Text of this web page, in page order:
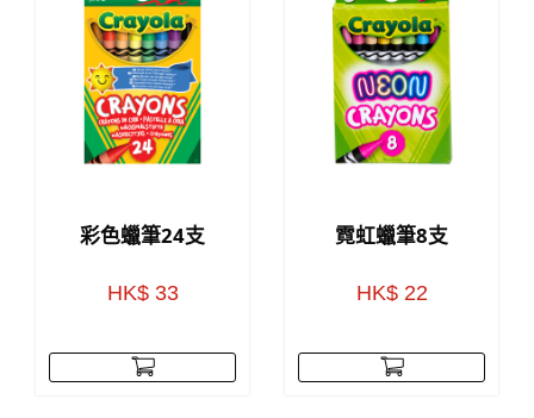
彩色蠟筆24支
HK$ 33
霓虹蠟筆8支
HK$ 22